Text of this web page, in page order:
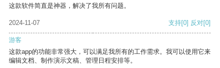
这款软件简直是神器，解决了我所有问题。
2024-11-07 支持[0] 反对[0]
游客
这款app的功能非常强大，可以满足我所有的工作需求。我可以使用它来
编辑文档、制作演示文稿、管理日程安排等。